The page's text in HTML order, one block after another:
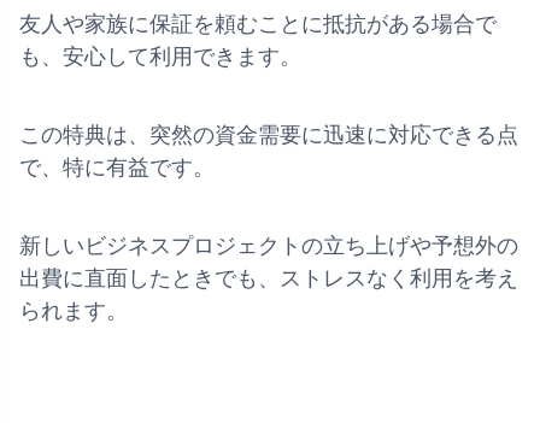
友人や家族に保証を頼むことに抵抗がある場合で
も、安心して利用できます。
この特典は、突然の資金需要に迅速に対応できる点
で、特に有益です。
新しいビジネスプロジェクトの立ち上げや予想外の
出費に直面したときでも、ストレスなく利用を考え
られます。